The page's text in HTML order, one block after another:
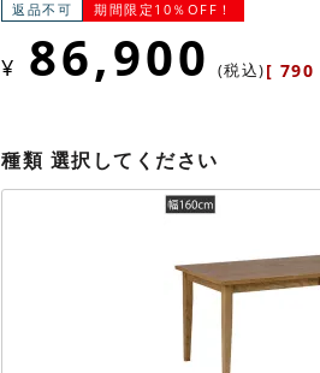
返品不可 期間限定10％OFF！
¥ 86,900 税込 [ 790
種類 選択してください